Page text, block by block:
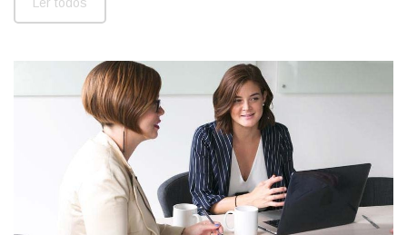
Ler todos